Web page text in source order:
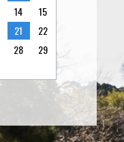
14
15
21
22
28
29